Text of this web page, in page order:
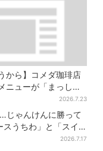
から】コメダ珈琲店
ニューが「まっし
…期間限定の2品が登場
2026.7.23
じゃんけんに勝って
うちわ」と「スイ
2026.7.17